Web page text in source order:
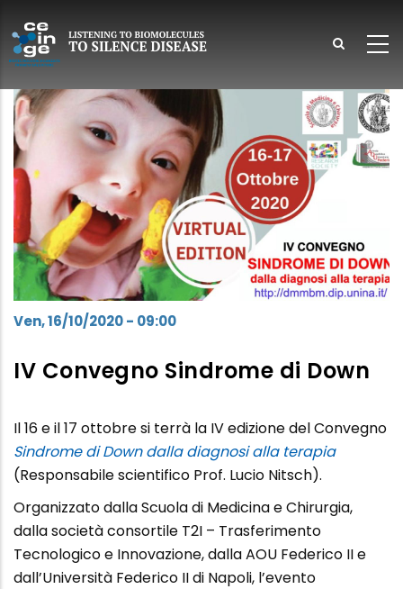
al
contenuto
Ven, 16/10/2020 - 09:00
IV Convegno Sindrome di Down
Il 16 e il 17 ottobre si terrà la IV edizione del Convegno
Sindrome di Down dalla diagnosi alla terapia
(Responsabile scientifico Prof. Lucio Nitsch).
Organizzato dalla Scuola di Medicina e Chirurgia,
dalla società consortile T2I – Trasferimento
Tecnologico e Innovazione, dalla AOU Federico II e
dall’Università Federico II di Napoli, l’evento